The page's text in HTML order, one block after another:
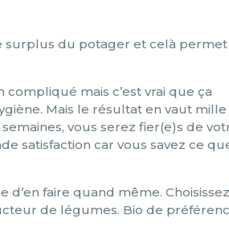
surplus du potager et celà permet
compliqué mais c’est vrai que ça
Mais le résultat en vaut mille
vous serez fier(e)s de
satisfaction car vous savez ce
d’en faire quand même. Choisissez
de légumes. Bio de